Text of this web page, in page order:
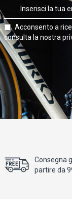
Acconsento a
consulta la nostra
Consegna
partire da